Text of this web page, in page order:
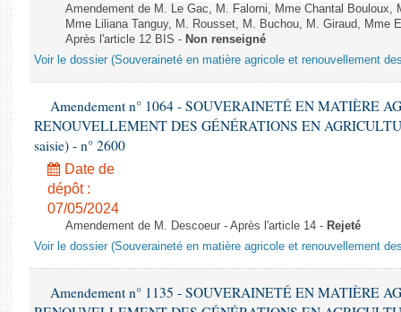
Amendement de M. Le Gac, M. Falorni, Mme Chantal Bouloux,
Mme Liliana Tanguy, M. Rousset, M. Buchou, M. Giraud, Mme
Après l'article 12 BIS - Non renseigné
Voir le dossier (Souveraineté en matière agricole et renouvellement
Amendement n° 1064 - SOUVERAINETÉ EN MATIÈRE
RENOUVELLEMENT DES GÉNÉRATIONS EN
saisie) - n° 2600
Date de
dépôt :
07/05/2024
Amendement de M. Descoeur - Après l'article 14 - Rejeté
Voir le dossier (Souveraineté en matière agricole et renouvellement
Amendement n° 1135 - SOUVERAINETÉ EN MATIÈRE